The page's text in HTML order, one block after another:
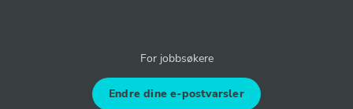
For jobbsøkere
Endre dine e-postvarsler